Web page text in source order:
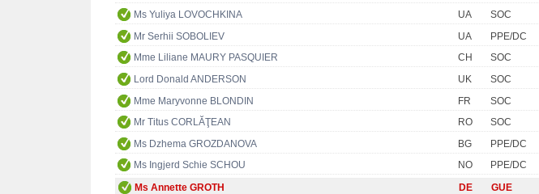
Ms Yuliya LOVOCHKINA
UA
SOC
Mr Serhii SOBOLIEV
UA
PPE/DC
Mme Liliane MAURY PASQUIER
CH
SOC
Lord Donald ANDERSON
UK
SOC
Mme Maryvonne BLONDIN
FR
SOC
Mr Titus CORLĂŢEAN
RO
SOC
Ms Dzhema GROZDANOVA
BG
PPE/DC
Ms Ingjerd Schie SCHOU
NO
PPE/DC
Ms Annette GROTH
DE
GUE